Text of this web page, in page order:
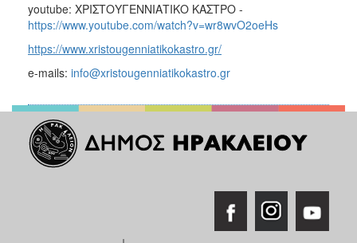
youtube: ΧΡΙΣΤΟΥΓΕΝΝΙΑΤΙΚΟ ΚΑΣΤΡΟ -
https://www.youtube.com/watch?v=wr8wvO2oeHs
https://www.xristougenniatikokastro.gr/
e-mails: info@xristougenniatikokastro.gr